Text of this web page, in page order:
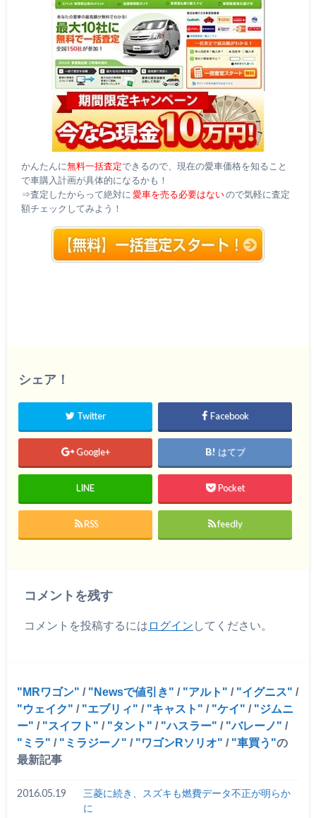
かんたんに無料一括査定できるので、現在の愛車価格を知ること
で車購入計画が具体的になるかも！
⇒査定したからって絶対に 愛車を売る必要はないので気軽に査定
額チェックしてみよう！
シェア！
Twitter Facebook
Google+ はてブ
LINE Pocket
RSS feedly
コメントを残す
コメントを投稿するには ログイン してください。
MRワゴン / Newsで値引き / アルト / イグニス
/
ウェイク
/ エブリィ / キャスト / ケイ /
ジムニ
ー
/ スイフト / タント / ハスラー / バレーノ
/
ミラ
/ ミラジーノ / ワゴンRソリオ / 車買う
の
最新記事
2016.05.19
三菱に続き、スズキも燃費データ不正が明らか
に